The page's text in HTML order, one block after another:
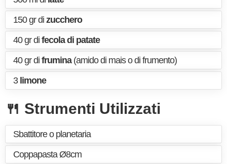
150 gr di zucchero
40 gr di fecola di patate
40 gr di frumina(amido di mais o di frumento)
3 limone
🍴 Strumenti Utilizzati
Sbattitore o planetaria
Coppapasta Ø8cm